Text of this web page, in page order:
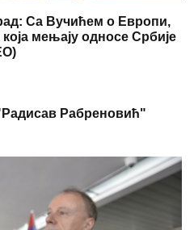
Са Вучићем о Европи,
мењају односе Србије
Рабреновић"